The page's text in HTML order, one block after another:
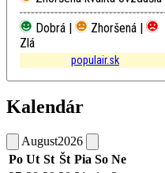
Dobrá |
Zhoršená |
Zlá
populair.sk
Kalendár
August2026
Po Ut St Št Pia So Ne